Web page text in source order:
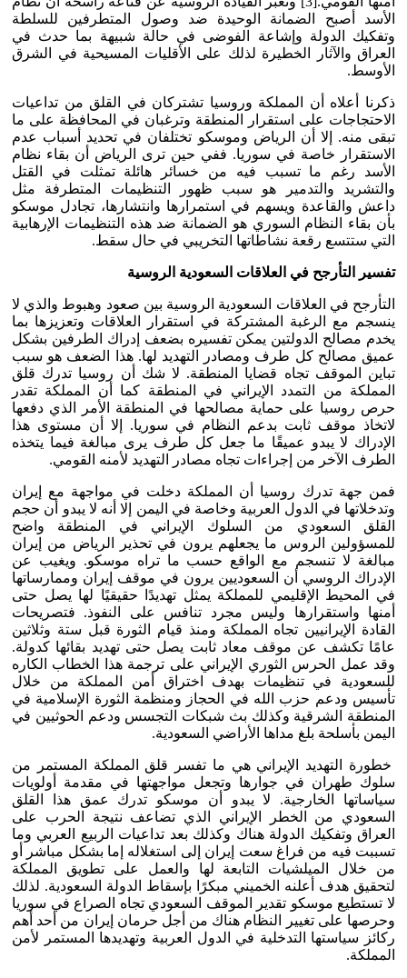
الأسد أصبح الضمانة الوحيدة ضد وصول المتطرفين للسلطة
وتفكيك الدولة وإشاعة الفوضى في حالة شبيهة بما حدث في
العراق والآثار الخطيرة لذلك على الأقليات المسيحية في الشرق
الأوسط.
ذكرنا أعلاه أن المملكة وروسيا تشتركان في القلق من تداعيات
الاحتجاجات على استقرار المنطقة وترغبان في المحافظة على ما
تبقى منه. إلا أن الرياض وموسكو تختلفان في تحديد أسباب عدم
الاستقرار خاصة في سوريا. ففي حين ترى الرياض أن بقاء نظام
الأسد رغم ما تسبب فيه من خسائر هائلة تمثلت في القتل
والتشريد والتدمير هو سبب ظهور التنظيمات المتطرفة مثل
داعش والقاعدة ويسهم في استمرارها وانتشارها، تجادل موسكو
بأن بقاء النظام السوري هو الضمانة ضد هذه التنظيمات الإرهابية
التي ستتسع رقعة نشاطاتها التخريبي في حال سقط.
تفسير التأرجح في العلاقات السعودية الروسية
التأرجح في العلاقات السعودية الروسية بين صعود وهبوط والذي لا
ينسجم مع الرغبة المشتركة في استقرار العلاقات وتعزيزها بما
يخدم مصالح الدولتين يمكن تفسيره بضعف إدراك الطرفين بشكل
عميق مصالح كل طرف ومصادر التهديد لها. هذا الضعف هو سبب
تباين الموقف تجاه قضايا المنطقة. لا شك أن روسيا تدرك قلق
المملكة من التمدد الإيراني في المنطقة كما أن المملكة تقدر
حرص روسيا على حماية مصالحها في المنطقة الأمر الذي دفعها
لاتخاذ موقف ثابت بدعم النظام في سوريا. إلا أن مستوى هذا
الإدراك لا يبدو عميقًا ما جعل كل طرف يرى مبالغة فيما يتخذه
الطرف الآخر من إجراءات تجاه مصادر التهديد لأمنه القومي.
فمن جهة تدرك روسيا أن المملكة دخلت في مواجهة مع إيران
وتدخلاتها في الدول العربية وخاصة في اليمن إلا أنه لا يبدو أن حجم
القلق السعودي من السلوك الإيراني في المنطقة واضح
للمسؤولين الروس ما يجعلهم يرون في تحذير الرياض من إيران
مبالغة لا تنسجم مع الواقع حسب ما تراه موسكو. ويغيب عن
الإدراك الروسي أن السعوديين يرون في موقف إيران وممارساتها
في المحيط الإقليمي للمملكة يمثل تهديدًا حقيقيًا لها يصل حتى
أمنها واستقرارها وليس مجرد تنافس على النفوذ. فتصريحات
القادة الإيرانيين تجاه المملكة ومنذ قيام الثورة قبل ستة وثلاثين
عامًا تكشف عن موقف معاد ثابت يصل حتى تهديد بقائها كدولة.
وقد عمل الحرس الثوري الإيراني على ترجمة هذا الخطاب الكاره
للسعودية في تنظيمات بهدف اختراق أمن المملكة من خلال
تأسيس ودعم حزب الله في الحجاز ومنظمة الثورة الإسلامية في
المنطقة الشرقية وكذلك بث شبكات التجسس ودعم الحوثيين في
اليمن بأسلحة بلغ مداها الأراضي السعودية.
خطورة التهديد الإيراني هي ما تفسر قلق المملكة المستمر من
سلوك طهران في جوارها وتجعل مواجهتها في مقدمة أولويات
سياساتها الخارجية. لا يبدو أن موسكو تدرك عمق هذا القلق
السعودي من الخطر الإيراني الذي تضاعف نتيجة الحرب على
العراق وتفكيك الدولة هناك وكذلك بعد تداعيات الربيع العربي وما
تسببت فيه من فراغ سعت إيران إلى استغلاله إما بشكل مباشر أو
من خلال الميلشيات التابعة لها والعمل على تطويق المملكة
لتحقيق هدف أعلنه الخميني مبكرًا بإسقاط الدولة السعودية. لذلك
لا تستطيع موسكو تقدير الموقف السعودي تجاه الصراع في سوريا
وحرصها على تغيير النظام هناك من أجل حرمان إيران من أحد أهم
ركائز سياستها التدخلية في الدول العربية وتهديدها المستمر لأمن
المملكة.